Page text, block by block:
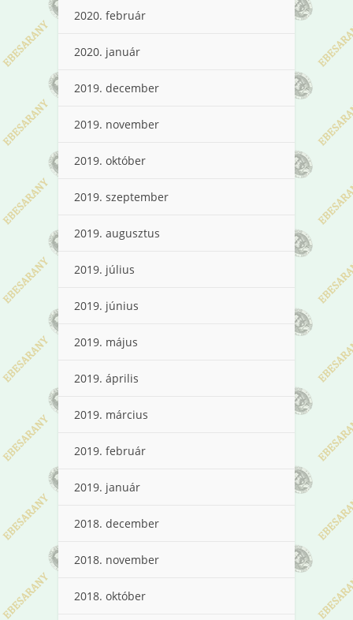
2020. február
2020. január
2019. december
2019. november
2019. október
2019. szeptember
2019. augusztus
2019. július
2019. június
2019. május
2019. április
2019. március
2019. február
2019. január
2018. december
2018. november
2018. október